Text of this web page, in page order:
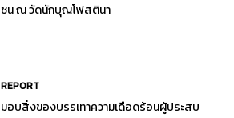
ชน ณ วัดนักบุญโฟสตินา
REPORT
มอบสิ่งของบรรเทาความเดือดร้อนผู้ประสบ